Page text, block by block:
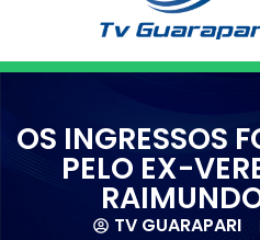
OS INGRESSOS
PELO EX-
TV GUARAPARI